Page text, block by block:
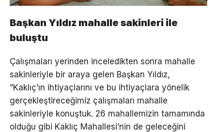
Başkan Yıldız mahalle sakinleri ile
buluştu
Çalışmaları yerinden inceledikten sonra mahalle
sakinleriyle bir araya gelen Başkan Yıldız,
”Kaklıç’ın ihtiyaçlarını ve bu ihtiyaçlara yönelik
gerçekleştireceğimiz çalışmaları mahalle
sakinleriyle konuştuk. 26 mahallemizin tamamında
olduğu gibi Kaklıç Mahallesi’nin de geleceğini